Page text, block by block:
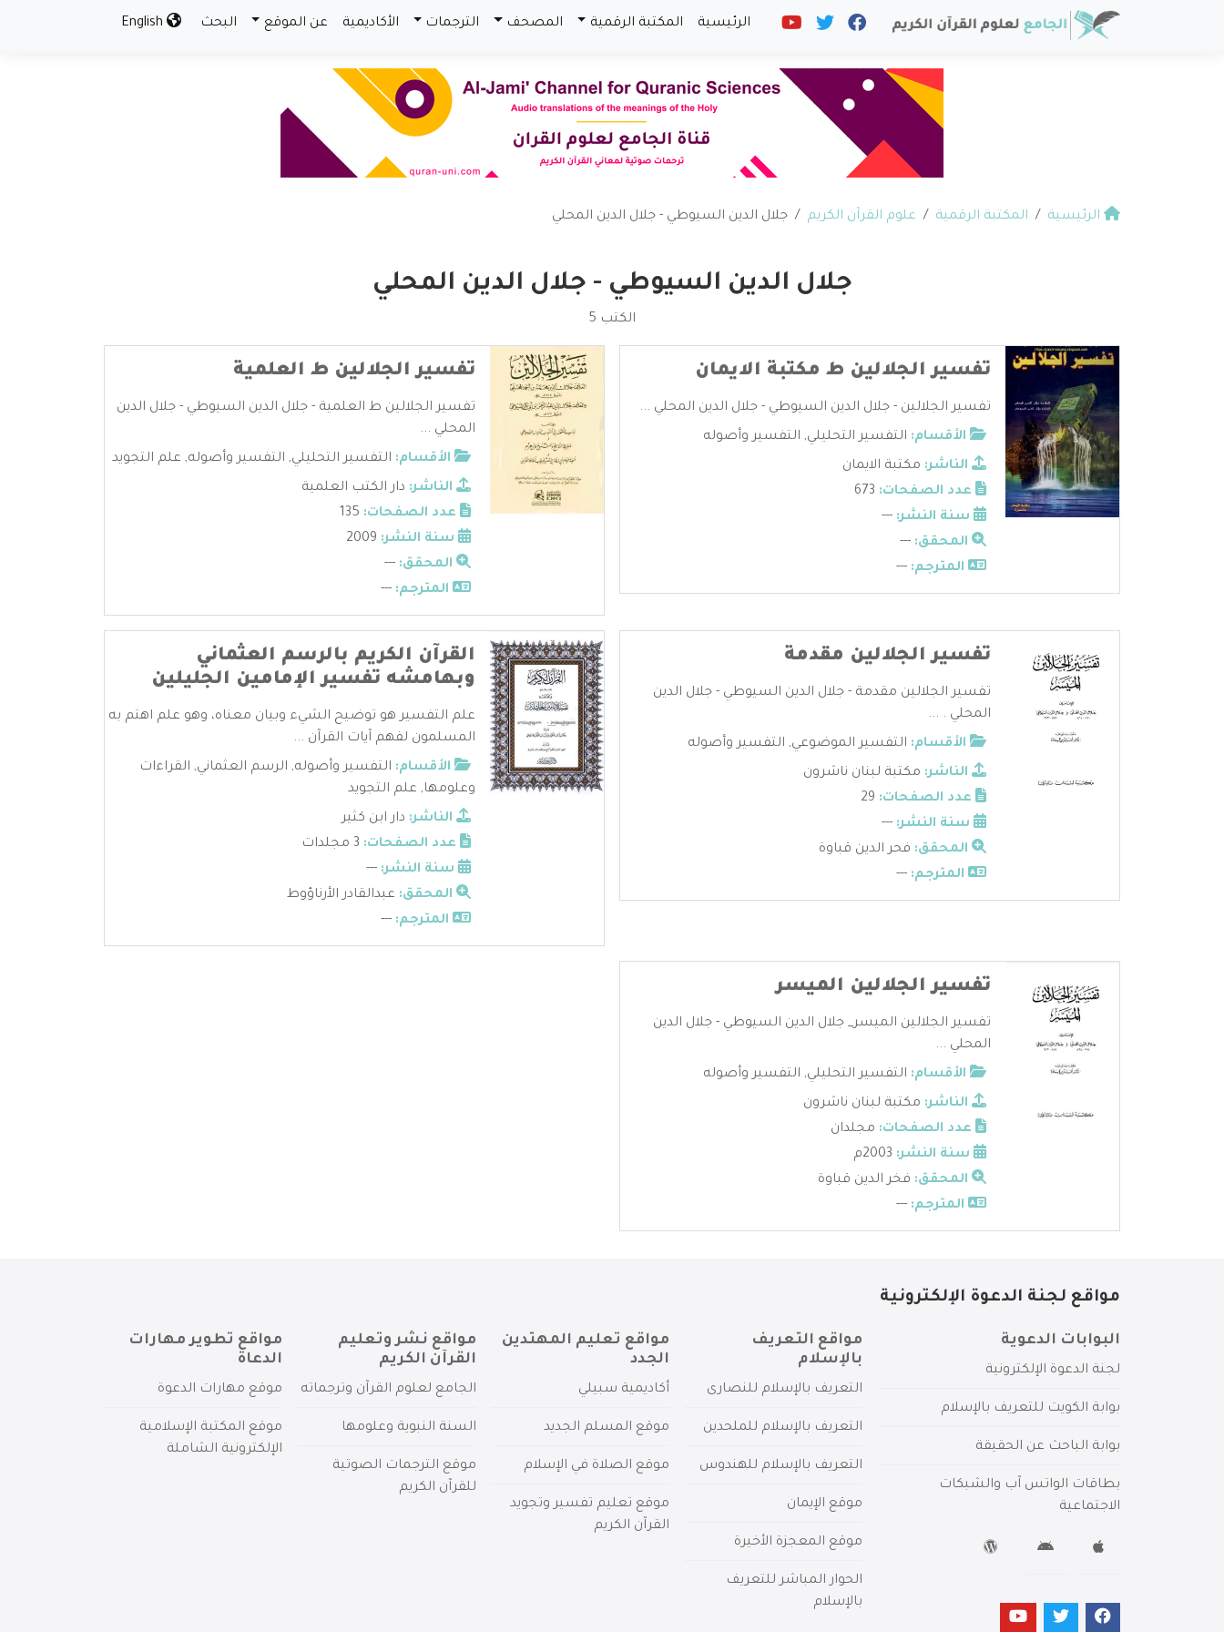
الرئيسية المكتبة الرقمية المصحف الترجمات الأكاديمية عن الموقع البحث
الرئيسية المكتبة الرقمية علوم القرآن الكريم جلال الدين السيوطي - جلال الدين المحلي
جلال الدين السيوطي - جلال الدين المحلي
الكتب 5
تفسير الجلالين ط مكتبة الايمان
تفسير الجلالين - جلال الدين السيوطي - جلال الدين المحلي ...
الأقسام: التفسير التحليلي, التفسير وأصوله
الناشر: مكتبة الايمان
عدد الصفحات:
سنة النشر: ---
المحقق: ---
المترجم: ---
تفسير الجلالين ط العلمية
تفسير الجلالين ط العلمية - جلال الدين السيوطي - جلال الدين
المحلي ...
الأقسام: التفسير التحليلي, التفسير وأصوله, علم التجويد
الناشر: دار الكتب العلمية
عدد الصفحات:
سنة النشر:
المحقق: ---
المترجم: ---
تفسير الجلالين مقدمة
تفسير الجلالين مقدمة - جلال الدين السيوطي - جلال الدين
المحلي . ...
الأقسام: التفسير الموضوعي, التفسير وأصوله
الناشر: مكتبة لبنان ناشرون
عدد الصفحات:
سنة النشر: ---
المحقق: فحر الدين قباوة
المترجم: ---
القرآن الكريم بالرسم العثماني
وبهامشه تفسير الإمامين الجليلين
علم التفسير هو توضيح الشيء وبيان معناه، وهو علم اهتم به
المسلمون لفهم آيات القرآن ...
الأقسام: التفسير وأصوله, الرسم العثماني, القراءات
وعلومها, علم التجويد
الناشر: دار ابن كثير
عدد الصفحات:
سنة النشر: ---
المحقق: عبدالقادر الأرناؤوط
المترجم: ---
تفسير الجلالين الميسر
تفسير الجلالين الميسر_ جلال الدين السيوطي - جلال الدين
المحلي ...
الأقسام: التفسير التحليلي, التفسير وأصوله
الناشر: مكتبة لبنان ناشرون
عدد الصفحات: مجلدان
سنة النشر:
المحقق: فخر الدين قباوة
المترجم: ---
مواقع لجنة الدعوة الإلكترونية
البوابات الدعوية
لجنة الدعوة الإلكترونية
بوابة الكويت للتعريف بالإسلام
بوابة الباحث عن الحقيقة
بطاقات الواتس آب والشبكات
الاجتماعية
مواقع التعريف
بالإسلام
التعريف بالإسلام للنصارى
التعريف بالإسلام للملحدين
التعريف بالإسلام للهندوس
موقع الإيمان
موقع المعجزة الأخيرة
الحوار المباشر للتعريف
بالإسلام
مواقع تعليم المهتدين
الجدد
أكاديمية سبيلي
موقع المسلم الجديد
موقع الصلاة في الإسلام
موقع تعليم تفسير وتجويد
القرآن الكريم
مواقع نشر وتعليم
القرآن الكريم
الجامع لعلوم القرآن وترجماته
السنة النبوية وعلومها
موقع الترجمات الصوتية
للقرآن الكريم
مواقع تطوير مهارات
الدعاة
موقع مهارات الدعوة
موقع المكتبة الإسلامية
الإلكترونية الشاملة